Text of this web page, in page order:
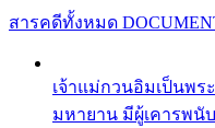
สารคดีทั้งหมด
เจ้าแม่กวนอิมเป็นพ
มหายาน มีผู้เคารพนั